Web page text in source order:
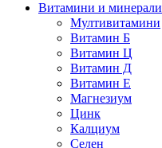
Витамини и минерали
Мултивитамини
Витамин Б
Витамин Ц
Витамин Д
Витамин Е
Магнезиум
Цинк
Калциум
Селен